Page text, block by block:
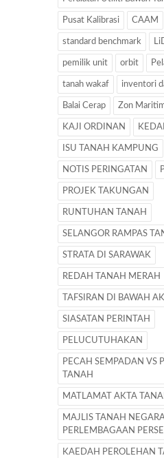
Pusat Kalibrasi CAAM
standard benchmark
pemilik unit orbit
tanah wakaf inventori
Balai Cerap Zon
KAJI ORDINAN
ISU TANAH KAMPUNG
NOTIS PERINGATAN
PROJEK TAKUNGAN
RUNTUHAN TANAH
SELANGOR RAMPAS
STRATA DI SARAWAK
REDAH TANAH MERAH
TAFSIRAN DI BAWAH
SIASATAN PERINTAH
PELUCUTUHAKAN
PECAH SEMPADAN VS
TANAH
MATLAMAT AKTA
MAJLIS TANAH
PERLEMBAGAAN
KAEDAH PEROLEHAN